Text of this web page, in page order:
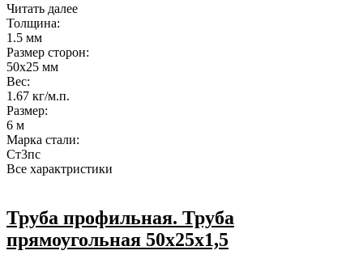
Читать далее
Толщина:
1.5 мм
Размер сторон:
50х25 мм
Вес:
1.67 кг/м.п.
Размер:
6 м
Марка стали:
Cт3пс
Все характристики
Труба профильная. Труба
прямоугольная 50х25х1,5